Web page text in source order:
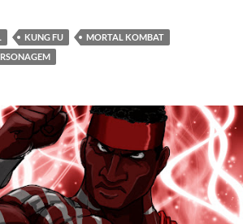
KUNG FU
MORTAL KOMBAT